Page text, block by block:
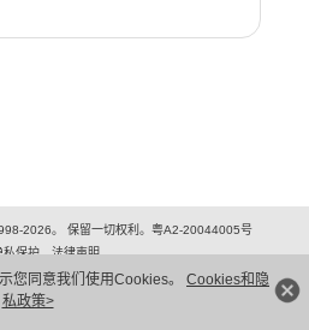
您同意我们使用Cookies。 Cookies和隐
私政策>
2026。 保留一切权利。粤A2-20044005号
私保护
法律声明